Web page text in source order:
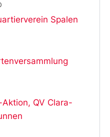
Spalen
QV Clara-